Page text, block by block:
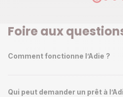
Foire aux
Comment fonctionne l’Adie ?
Qui peut demander un prêt à